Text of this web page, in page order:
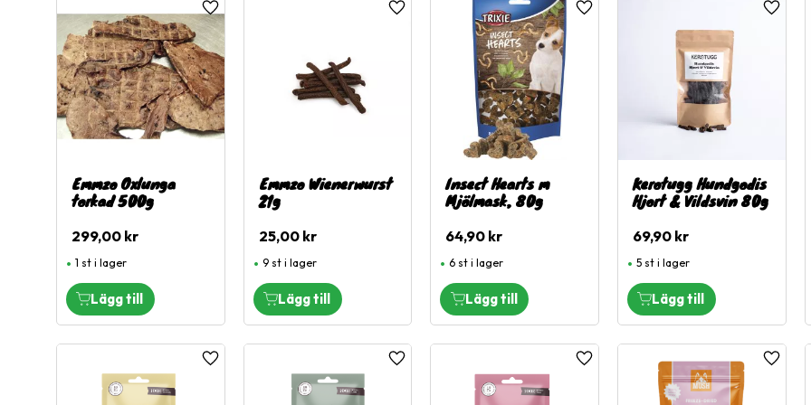
Emmzo Oxlunga
torkad 500g
299,00 kr
Lägg till i favoriter
1 st i lager
Emmzo Wienerwurst
21g
25,00kr
Lägg till i favoriter
9 st i lager
Insect Hearts m
Mjölmask, 80g
64,90 kr
Lägg till i favoriter
6 st i lager
Kerotugg Hundgodis
Hjort & Vildsvin 80g
69,90kr
Lägg
5 st i lager
Lägg till i favoriter Lägg till i favoriter Lägg till i favoriter Lägg